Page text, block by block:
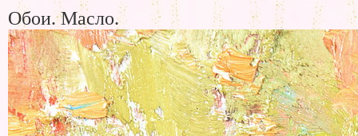
Обои. Масло.